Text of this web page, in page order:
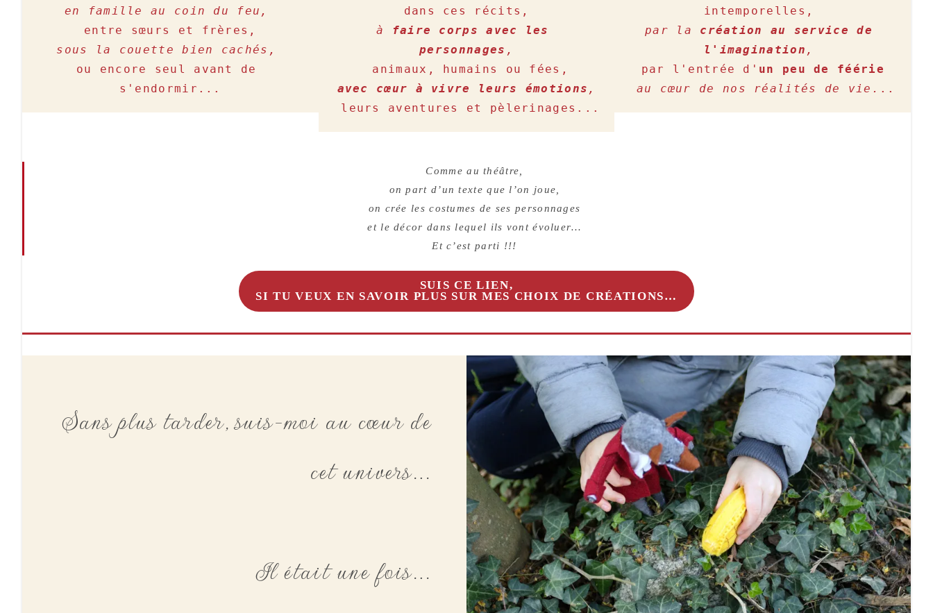
en famille au coin du feu,
sous la couette bien cachés,
ou encore seul avant de
à
faire corps avec les
personnages ,
avec cœur à vivre leurs émotions ,
leurs aventures et pèlerinages...
par la création au service de
l'imagination ,
par l'entrée d' un peu de féérie
au cœur de nos réalités de vie.
Comme au théâtre,
on part d’un texte que l’on joue,
on crée les costumes de ses personnages
et le décor dans lequel ils vont évoluer…
Et c’est parti !!!
SUIS CE LIEN,
SI TU VEUX EN SAVOIR PLUS SUR MES CHOIX DE CRÉATIONS…
Sans plus tarder, suis-moi au cœur de
cet univers…
Il était une fois…